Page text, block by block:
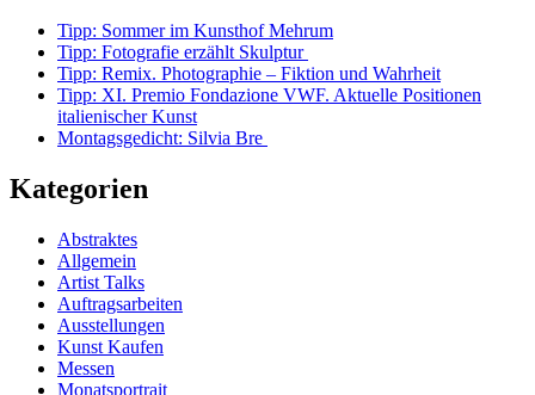
Tipp: Sommer im Kunsthof Mehrum
Tipp: Fotografie erzählt Skulptur
Tipp: Remix. Photographie – Fiktion und Wahrheit
Tipp: XI. Premio Fondazione VWF. Aktuelle Positionen
italienischer Kunst
Montagsgedicht: Silvia Bre
Kategorien
Abstraktes
Allgemein
Artist Talks
Auftragsarbeiten
Ausstellungen
Kunst Kaufen
Messen
Monatsportrait